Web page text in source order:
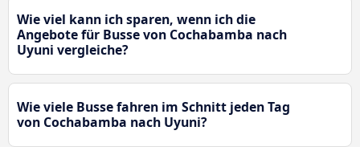
Wie viel kann ich sparen, wenn ich die
Angebote für Busse von Cochabamba nach
Uyuni vergleiche?
Wie viele Busse fahren im Schnitt jeden Tag
von Cochabamba nach Uyuni?